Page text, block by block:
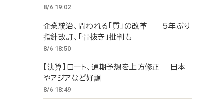
8/6 19:02
企業統治、問われる「質」の改革 5年ぶり
指針改訂、「骨抜き」批判も
8/6 18:50
【決算】ロート、通期予想を上方修正 日本
やアジアなど好調
8/6 18:49